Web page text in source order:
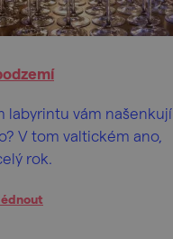
labyrintu vám našenkují
V tom valtickém ano,
rok.